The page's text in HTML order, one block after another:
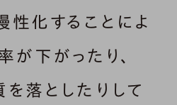
性化することによ
が下がったり、
落としたりして